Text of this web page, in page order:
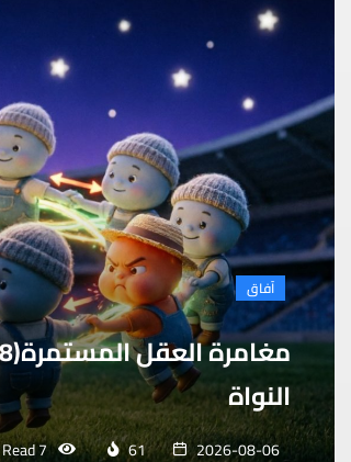
آفاق
النواة
2026-08-06
61
7 Min Read